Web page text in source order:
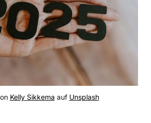
Kelly Sikkema auf Unsplash